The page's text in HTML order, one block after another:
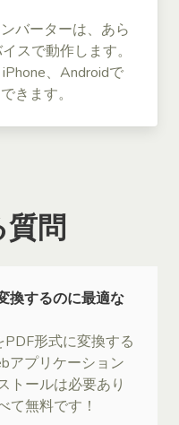
バーターは、あら
スで動作します。
、Androidで
きます。
質問
換するのに最適な
形式に変換する
アプリケーション
トールは必要あり
て無料です！